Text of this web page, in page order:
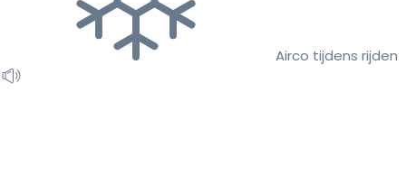
Airco tijdens rijden